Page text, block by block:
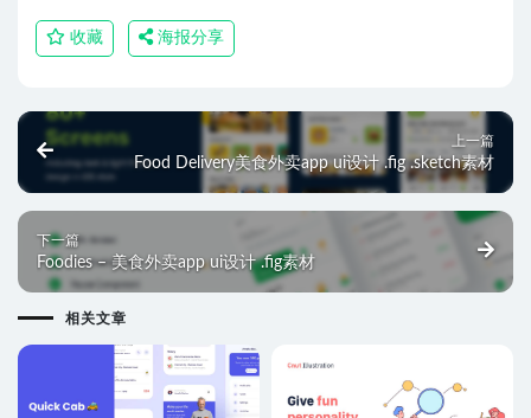
收藏 海报分享
上一篇
Food Delivery美食外卖app ui设计 .fig .sketch素材
下一篇
Foodies – 美食外卖app ui设计 .fig素材
相关文章